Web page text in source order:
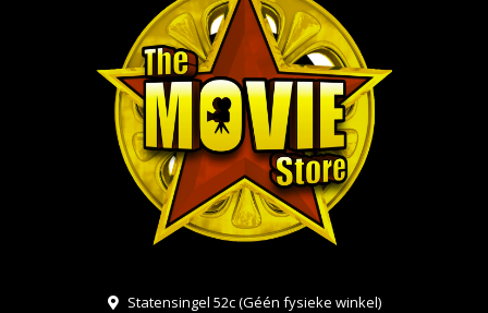
Statensingel 52c (Géén fysieke winkel)